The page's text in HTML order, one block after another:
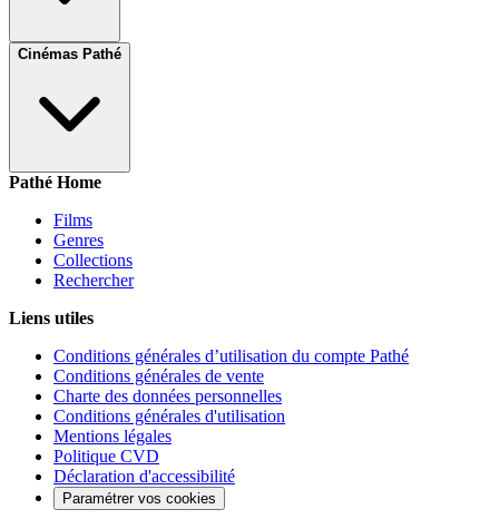
Cinémas Pathé
Pathé Home
Films
Genres
Collections
Rechercher
Liens utiles
Conditions générales d’utilisation du compte Pathé
Conditions générales de vente
Charte des données personnelles
Conditions générales d'utilisation
Mentions légales
Politique CVD
Déclaration d'accessibilité
Paramétrer vos cookies